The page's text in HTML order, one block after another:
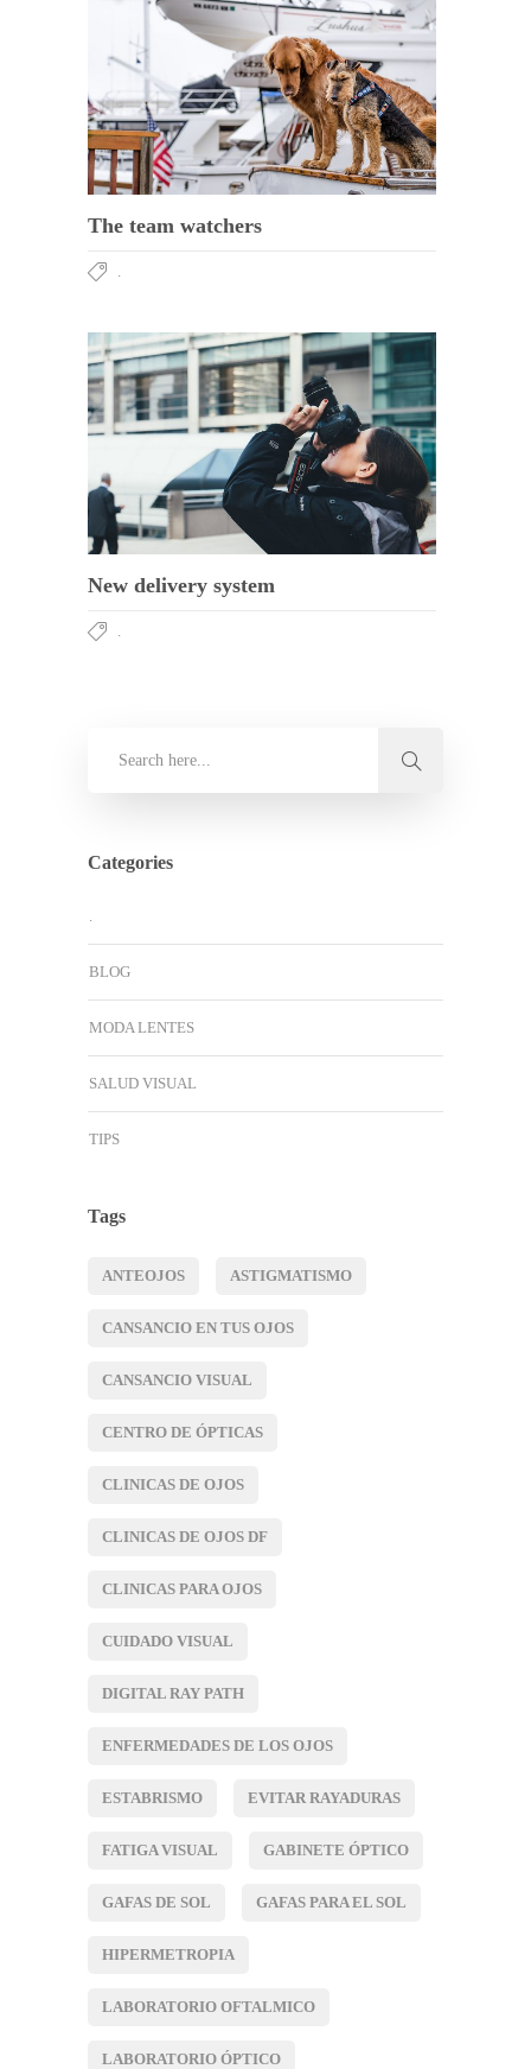
The team watchers
.
New delivery system
.
Categories
.
BLOG
MODA LENTES
SALUD VISUAL
TIPS
Tags
ANTEOJOS ASTIGMATISMO
CANSANCIO EN TUS OJOS
CANSANCIO VISUAL
CENTRO DE ÓPTICAS
CLINICAS DE OJOS
CLINICAS DE OJOS DF
CLINICAS PARA OJOS
CUIDADO VISUAL
DIGITAL RAY PATH
ENFERMEDADES DE LOS OJOS
ESTABRISMO EVITAR RAYADURAS
FATIGA VISUAL GABINETE ÓPTICO
GAFAS DE SOL GAFAS PARA EL SOL
HIPERMETROPIA
LABORATORIO OFTALMICO
LABORATORIO ÓPTICO